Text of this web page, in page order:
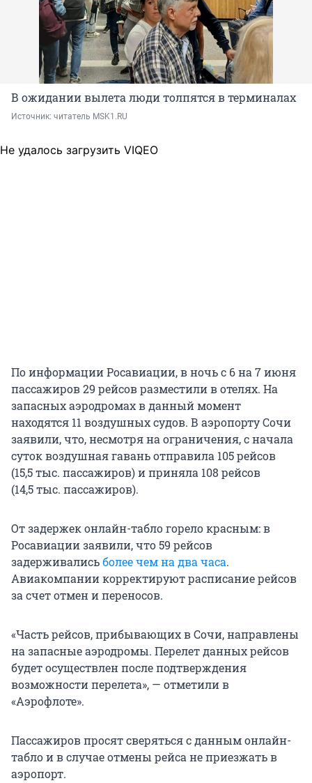
В ожидании вылета люди толпятся в терминалах
Источник: читатель MSK1.RU
Не удалось загрузить VIQEO
По информации Росавиации, в ночь с 6 на 7 июня
пассажиров 29 рейсов разместили в отелях. На
запасных аэродромах в данный момент
находятся 11 воздушных судов. В аэропорту Сочи
заявили, что, несмотря на ограничения, с начала
суток воздушная гавань отправила 105 рейсов
(15,5 тыс. пассажиров) и приняла 108 рейсов
(14,5 тыс. пассажиров).
От задержек онлайн-табло горело красным: в
Росавиации заявили, что 59 рейсов
задерживалисьболее чем на два часа.
Авиакомпании корректируют расписание рейсов
за счет отмен и переносов.
«Часть рейсов, прибывающих в Сочи, направлены
на запасные аэродромы. Перелет данных рейсов
будет осуществлен после подтверждения
возможности перелета», — отметили в
«Аэрофлоте».
Пассажиров просят сверяться с данным онлайн-
табло и в случае отмены рейса не приезжать в
аэропорт.